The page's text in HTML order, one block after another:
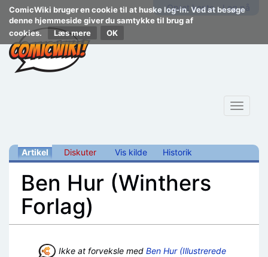
ComicWiki bruger en cookie til at huske log-in. Ved at besøge
denne hjemmeside giver du samtykke til brug af
cookies.
Læs mere
Opret konto Log på
Toggle
Artikel Diskuter Vis kilde Historik
Ben Hur (Winthers
Forlag)
Ikke at forveksle med Ben Hur (Illustrerede